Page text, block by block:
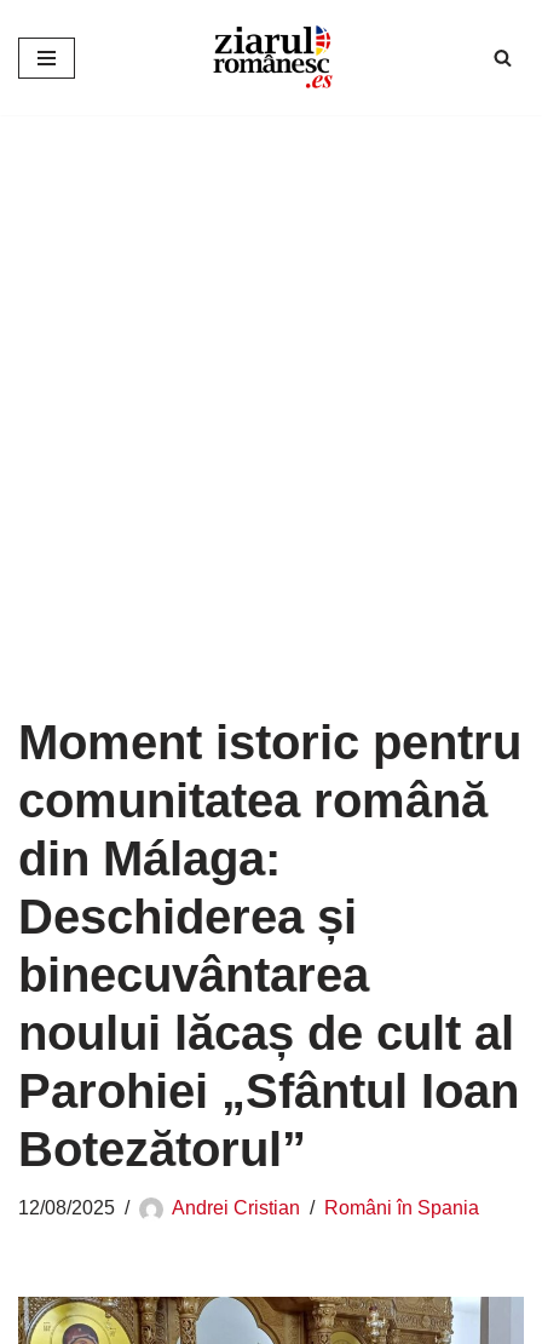
Sari
Moment istoric pentru
comunitatea română
din Málaga:
Deschiderea și
binecuvântarea
noului lăcaș de cult al
Parohiei „Sfântul Ioan
Botezătorul”
12/08/2025 Andrei Cristian Români în Spania